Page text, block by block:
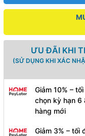
ƯU ĐÃI KHI
(SỬ DỤNG KHI XÁC
Giảm 10% –
chọn kỳ hạn 6
hàng mới
Giảm 3% – tối